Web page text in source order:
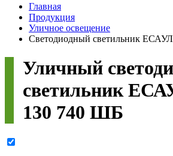
Главная
Продукция
Уличное освещение
Светодиодный светильник
Уличный
светильник
130 740 ШБ